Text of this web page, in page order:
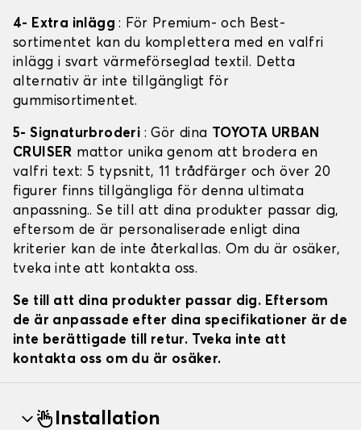
4- Extra inlägg: För Premium- och Best-
sortimentet kan du komplettera med en valfri
inlägg i svart värmeförseglad textil. Detta
alternativ är inte tillgängligt för
gummisortimentet.
5- Signaturbroderi : Gör dina
TOYOTA URBAN
CRUISER mattor unika genom att brodera en
valfri text: 5 typsnitt, 11 trådfärger och över 20
figurer finns tillgängliga för denna ultimata
anpassning.. Se till att dina produkter passar dig,
eftersom de är personaliserade enligt dina
kriterier kan de inte återkallas. Om du är osäker,
tveka inte att kontakta oss.
Se till att dina produkter passar dig. Eftersom
de är anpassade efter dina specifikationer är de
inte berättigade till retur. Tveka inte att
kontakta oss om du är osäker.
Installation